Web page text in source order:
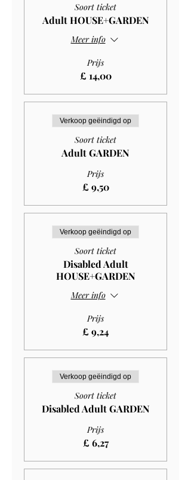
Soort ticket
Adult HOUSE+GARDEN
Meer info
Prijs
£ 14,00
Verkoop geëindigd op
Soort ticket
Adult GARDEN
Prijs
£ 9,50
Verkoop geëindigd op
Soort ticket
Disabled Adult
HOUSE+GARDEN
Meer info
Prijs
£ 9,24
Verkoop geëindigd op
Soort ticket
Disabled Adult GARDEN
Prijs
£ 6,27